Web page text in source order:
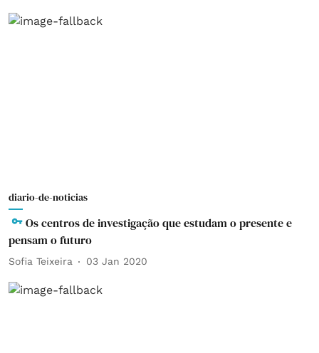
diario-de-noticias
Os centros de investigação que estudam o presente e
pensam o futuro
Sofia Teixeira 03 Jan 2020